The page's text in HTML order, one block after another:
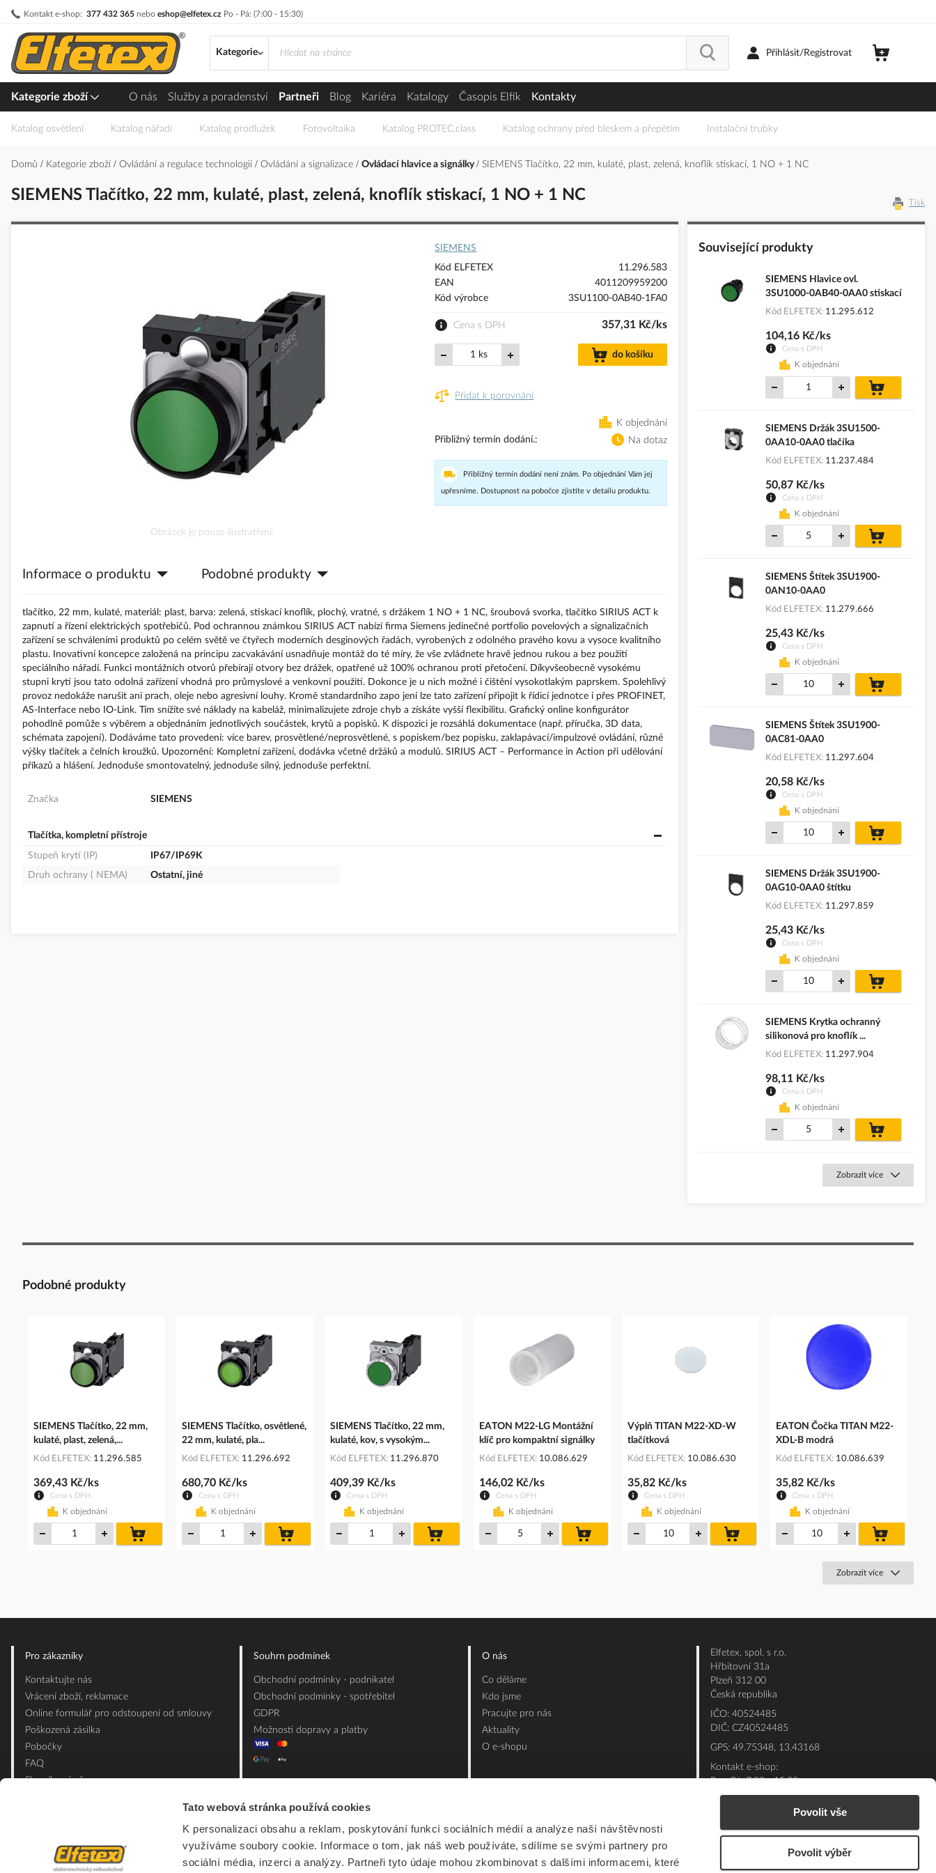
Tato webová stránka používá cookies
K personalizaci obsahu a reklam, poskytování funkcí sociálních médií a analýze naší návštěvnosti
využíváme soubory cookie. Informace o tom, jak náš web používáte, sdílíme se svými partnery pro
sociální média, inzerci a analýzy. Partneři tyto údaje mohou zkombinovat s dalšími informacemi, které
Povolit vše
Povolit výběr
Kontakt e-shop: 377 432 365 nebo eshop@elfetex.cz Po - Pá: (7:00 - 15:30)
Přejít
obsah
Kategorie
Přihlásit/Registrovat
Kategorie zboží O nás Služby a poradenství Partneři Blog Kariéra Katalogy Časopis Elfík Kontakty
Katalog osvětlení Katalog nářadí Katalog prodlužek Fotovoltaika Katalog PROTEC.class Katalog ochrany před bleskem a přepětím Instalační trubky
Domů Kategorie zboží Ovládání a regulace technologií Ovládání a signalizace Ovládací hlavice a signálky SIEMENS Tlačítko, 22 mm, kulaté, plast, zelená, knoflík stiskací, 1 NO + 1 NC
SIEMENS Tlačítko, 22 mm, kulaté, plast, zelená, knoflík stiskací, 1 NO + 1 NC Tisk
galerie
Obrázek je pouze ilustrativní.
SIEMENS
Kód ELFETEX
11.296.583
EAN
4011209959200
Kód výrobce
3SU1100-0AB40-1FA0
Cena s DPH 357,31 Kč/ks
ks do košíku
Přidat k porovnání
K objednání
Přibližný termín dodání.
Na dotaz
Přibližný termín dodání není znám. Po objednání Vám jej
upřesníme. Dostupnost na pobočce zjistíte v detailu produktu.
Informace o produktu Podobné produkty
tlačítko, 22 mm, kulaté, materiál: plast, barva: zelená, stiskací knoflík, plochý, vratné, s držákem 1 NO + 1 NC, šroubová svorka, tlačítko SIRIUS ACT k
zapnutí a řízení elektrických spotřebičů. Pod ochrannou známkou SIRIUS ACT nabízí firma Siemens jedinečné portfolio povelových a signalizačních
zařízení se schváleními produktů po celém světě ve čtyřech moderních desginových řadách, vyrobených z odolného pravého kovu a vysoce kvalitního
plastu. Inovativní koncepce založená na principu zacvakávání usnadňuje montáž do té míry, že vše zvládnete hravě jednou rukou a bez použití
speciálního nářadí. Funkci montážních otvorů přebírají otvory bez drážek, opatřené už 100% ochranou proti přetočení. Díkyvšeobecně vysokému
stupni krytí jsou tato odolná zařízení vhodná pro průmyslové a venkovní použití. Dokonce je u nich možné i čištění vysokotlakým paprskem. Spolehlivý
provoz nedokáže narušit ani prach, oleje nebo agresivní louhy. Kromě standardního zapo jení lze tato zařízení připojit k řídicí jednotce i přes PROFINET,
AS-Interface nebo IO-Link. Tím snížíte své náklady na kabeláž, minimalizujete zdroje chyb a získáte vyšší flexibilitu. Grafický online konfigurátor
pohodlně pomůže s výběrem a objednáním jednotlivých součástek, krytů a popisků. K dispozici je rozsáhlá dokumentace (např. příručka, 3D data,
schémata zapojení). Dodáváme tato provedení: více barev, prosvětlené/neprosvětlené, s popiskem/bez popisku, zaklapávací/impulzové ovládání, různé
výšky tlačítek a čelních kroužků. Upozornění: Kompletní zařízení, dodávka včetně držáků a modulů. SIRIUS ACT – Performance in Action při udělování
příkazů a hlášení. Jednoduše smontovatelný, jednoduše silný, jednoduše perfektní.
Značka SIEMENS
Tlačítka, kompletní přístroje
Stupeň krytí (IP)
IP67/IP69K
Druh ochrany ( NEMA)
Ostatní, jiné
Související produkty
SIEMENS Hlavice ovl.
3SU1000-0AB40-0AA0 stiskací
Kód ELFETEX 11.295.612
Cena s DPH
104,16 Kč/ks
K objednání
košíku
SIEMENS Držák 3SU1500-
0AA10-0AA0 tlačíka
Kód ELFETEX 11.237.484
Cena s DPH
50,87 Kč/ks
K objednání
košíku
SIEMENS Štítek 3SU1900-
0AN10-0AA0
Kód ELFETEX 11.279.666
Cena s DPH
25,43 Kč/ks
K objednání
košíku
SIEMENS Štítek 3SU1900-
0AC81-0AA0
Kód ELFETEX 11.297.604
Cena s DPH
20,58 Kč/ks
K objednání
košíku
SIEMENS Držák 3SU1900-
0AG10-0AA0 štítku
Kód ELFETEX 11.297.859
Cena s DPH
25,43 Kč/ks
K objednání
košíku
SIEMENS Krytka ochranný
silikonová pro knoflík ...
Kód ELFETEX 11.297.904
Cena s DPH
98,11 Kč/ks
K objednání
košíku
Zobrazit více
Podobné produkty
SIEMENS Tlačítko, 22 mm,
kulaté, plast, zelená,...
Kód ELFETEX 11.296.585
Cena s DPH
369,43 Kč/ks
K objednání
košíku
SIEMENS Tlačítko, osvětlené,
22 mm, kulaté, pla...
Kód ELFETEX 11.296.692
Cena s DPH
680,70 Kč/ks
K objednání
košíku
SIEMENS Tlačítko, 22 mm,
kulaté, kov, s vysokým...
Kód ELFETEX 11.296.870
Cena s DPH
409,39 Kč/ks
K objednání
košíku
EATON M22-LG Montážní
klíč pro kompaktní signálky
Kód ELFETEX 10.086.629
Cena s DPH
146,02 Kč/ks
K objednání
košíku
Výplň TITAN M22-XD-W
tlačítková
Kód ELFETEX 10.086.630
Cena s DPH
35,82 Kč/ks
K objednání
košíku
EATON Čočka TITAN M22-
XDL-B modrá
Kód ELFETEX 10.086.639
Cena s DPH
35,82 Kč/ks
K objednání
košíku
Zobrazit více
Pro zákazníky
Kontaktujte nás
Vrácení zboží, reklamace
Online formulář pro odstoupení od smlouvy
Poškozená zásilka
Pobočky
FAQ
Slovník pojmů
Souhrn podmínek
Obchodní podmínky - podnikatel
Obchodní podmínky - spotřebitel
GDPR
Možnosti dopravy a platby
O nás
Co děláme
Kdo jsme
Pracujte pro nás
Aktuality
O e-shopu
Elfetex, spol. s r.o.
Hřbitovní 31a
Plzeň 312 00
Česká republika
IČO: 40524485
DIČ: CZ40524485
GPS: 49.75348, 13.43168
Kontakt e-shop:
Po - Pá: 7:00 - 15:30
E-mail:eshop@elfetex.cz